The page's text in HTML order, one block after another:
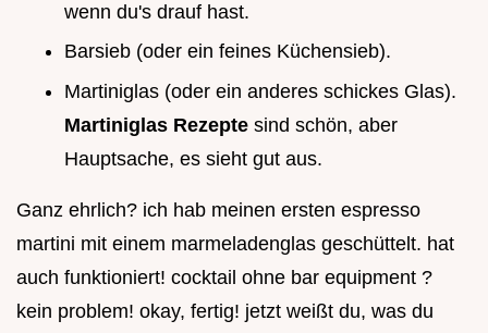
wenn du's drauf hast.
Barsieb (oder ein feines Küchensieb).
Martiniglas (oder ein anderes schickes Glas).
Martiniglas Rezepte sind schön, aber
Hauptsache, es sieht gut aus.
Ganz ehrlich? ich hab meinen ersten espresso
martini mit einem marmeladenglas geschüttelt. hat
auch funktioniert! cocktail ohne bar equipment ?
kein problem! okay, fertig! jetzt weißt du, was du